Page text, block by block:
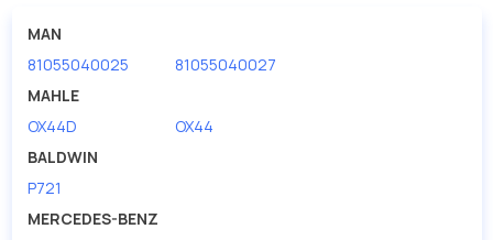
Наружный диаметр 1 [мм]
MAN
81055040025
81055040027
MAHLE
OX44D
OX44
BALDWIN
P721
MERCEDES-BENZ